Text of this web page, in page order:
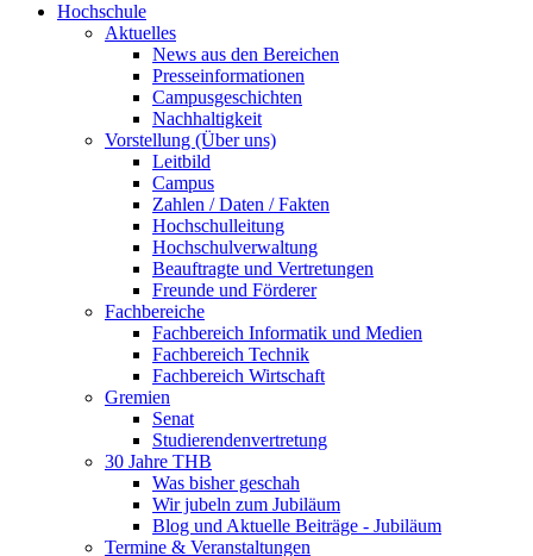
Hochschule
Aktuelles
News aus den Bereichen
Presseinformationen
Campusgeschichten
Nachhaltigkeit
Vorstellung (Über uns)
Leitbild
Campus
Zahlen / Daten / Fakten
Hochschulleitung
Hochschulverwaltung
Beauftragte und Vertretungen
Freunde und Förderer
Fachbereiche
Fachbereich Informatik und Medien
Fachbereich Technik
Fachbereich Wirtschaft
Gremien
Senat
Studierendenvertretung
30 Jahre THB
Was bisher geschah
Wir jubeln zum Jubiläum
Blog und Aktuelle Beiträge - Jubiläum
Termine & Veranstaltungen